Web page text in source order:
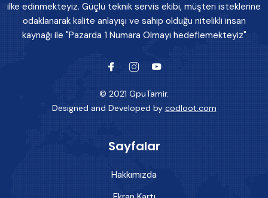
ilke edinmekteyiz. Güçlü teknik servis ekibi, müşteri isteklerine
odaklanarak kalite anlayışı ve sahip olduğu nitelikli insan
kaynağı ile "Pazarda 1 Numara Olmayı hedeflemekteyiz"
© 2021 GpuTamir.
Designed and Developed by codloot.com
Sayfalar
Hakkımızda